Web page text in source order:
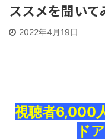
ススメを聞いて
2022年4月19日
視聴者6,000
ド